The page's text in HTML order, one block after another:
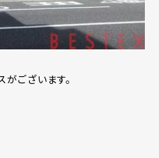
ございます。